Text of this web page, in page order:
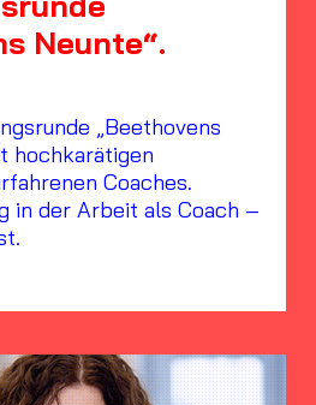
Neunte“.
„Beethovens
hochkarätigen
Coaches.
in der Arbeit als Coach –